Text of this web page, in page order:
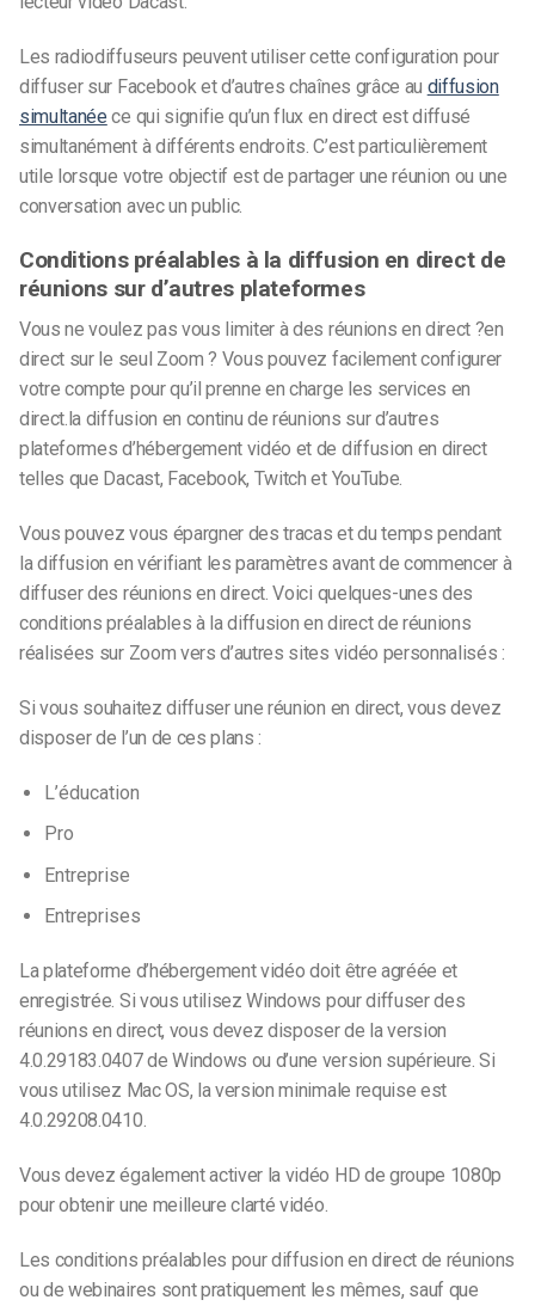
Les radiodiffuseurs peuvent utiliser cette configuration pour
diffuser sur Facebook et d’autres chaînes grâce au diffusion
simultanée ce qui signifie qu’un flux en direct est diffusé
simultanément à différents endroits. C’est particulièrement
utile lorsque votre objectif est de partager une réunion ou une
conversation avec un public.
Conditions préalables à la diffusion en direct de
réunions sur d’autres plateformes
Vous ne voulez pas vous limiter à des réunions en direct ?en
direct sur le seul Zoom ? Vous pouvez facilement configurer
votre compte pour qu’il prenne en charge les services en
direct. la diffusion en continu de réunions sur d’autres
plateformes d’hébergement vidéo et de diffusion en direct
telles que Dacast, Facebook, Twitch et YouTube.
Vous pouvez vous épargner des tracas et du temps pendant
la diffusion en vérifiant les paramètres avant de commencer à
diffuser des réunions en direct. Voici quelques-unes des
conditions préalables à la diffusion en direct de réunions
réalisées sur Zoom vers d’autres sites vidéo personnalisés :
Si vous souhaitez diffuser une réunion en direct, vous devez
disposer de l’un de ces plans :
L’éducation
Pro
Entreprise
Entreprises
La plateforme d’hébergement vidéo doit être agréée et
enregistrée. Si vous utilisez Windows pour diffuser des
réunions en direct, vous devez disposer de la version
4.0.29183.0407 de Windows ou d’une version supérieure. Si
vous utilisez Mac OS, la version minimale requise est
4.0.29208.0410.
Vous devez également activer la vidéo HD de groupe 1080p
pour obtenir une meilleure clarté vidéo.
Les conditions préalables pourdiffusion en direct de réunions
ou de webinaires sont pratiquement les mêmes, sauf que